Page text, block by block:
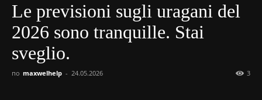
Le previsioni sugli uragani del
2026 sono tranquille. Stai
sveglio.
по maxwelhelp - 24.05.2026 3